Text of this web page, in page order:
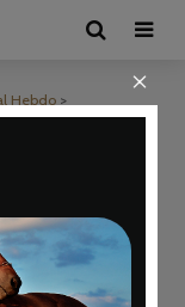
Hebdo >
équestres de